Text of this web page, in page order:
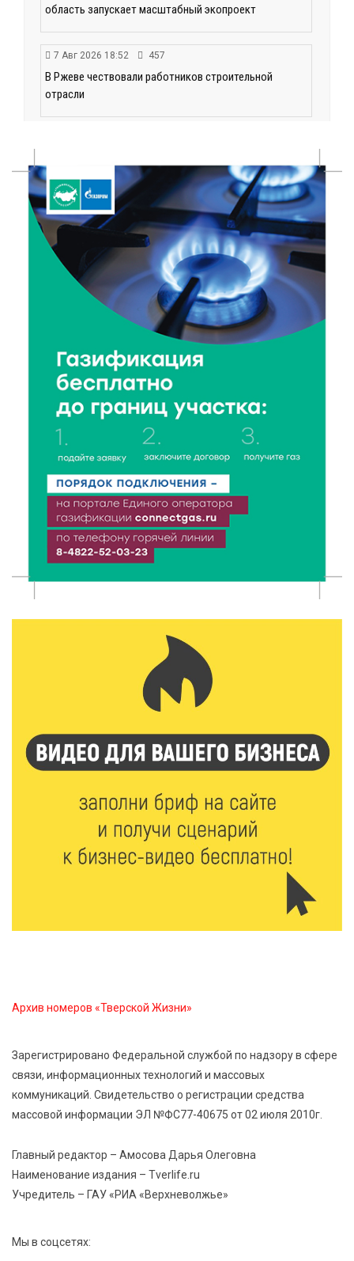
область запускает масштабный экопроект
7 Авг 2026 18:52 457
В Ржеве чествовали работников строительной
отрасли
Зарядка со стражем порядка объединила детей в
«Чайке»
7 Авг 2026 18:02 321
В Нило-Столобенской пустыни началась
реставрация фасада исторической
Крестовоздвиженской церкви
163
День арбуза отметили ребята в Андреапольском
Доме культуры
7 Авг 2026 17:02 210
Названы первые победители программы «Земский
работник культуры» в Тверской области
7 Авг 2026 16:32 368
Без прав и лицензий: итоги проверки таксистов в
Твери
7 Авг 2026 16:02 370
рассказ о жизни пчёл
182
Открыт набор на программу амбассадоров для
студентов российских вузов
7 Авг 2026 15:37 181
Жителям Тверской области напомнили об
опасности домашних заготовок
7 Авг 2026 15:32 212
Золотой век “Горьковки”: как А. М. Кузнецова
На Петербургском марафоне «Пушкин — Петербург»
появится новая беговая трасса для
профессиональных спортсменов
От звёздочек к чемпионам: в Твери отметили
заслуги тренеров и атлетов
абитуриентов в 2026 году
Архив номеров «Тверской Жизни»
Зарегистрировано Федеральной службой по надзору в сфере
связи, информационных технологий и массовых
коммуникаций. Свидетельство о регистрации средства
массовой информации ЭЛ №ФС77-40675 от 02 июля 2010г.
Главный редактор – Амосова Дарья Олеговна
Наименование издания – Tverlife.ru
Учредитель – ГАУ «РИА «Верхневолжье»
Мы в соцсетях: